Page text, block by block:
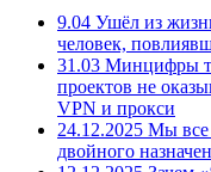
9.04 Ушёл из
человек,
31.03 Минцифры
проектов не
VPN и прокси
24.12.2025 Мы все
двойного